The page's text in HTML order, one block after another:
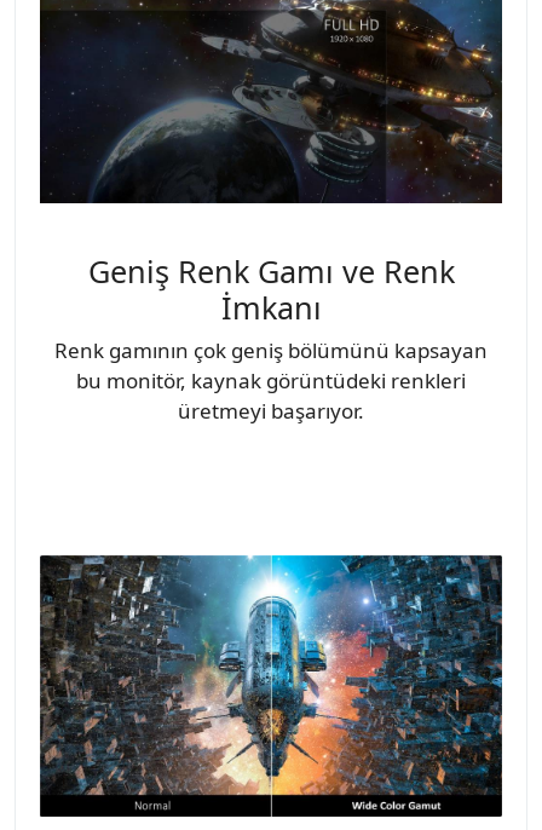
Geniş Renk Gamı ve Renk
İmkanı
Renk gamının çok geniş bölümünü kapsayan
bu monitör, kaynak görüntüdeki renkleri
üretmeyi başarıyor.